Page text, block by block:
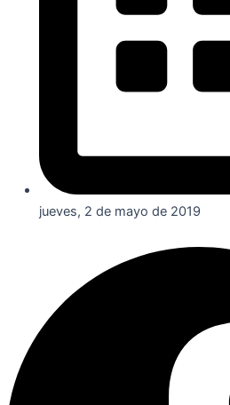
jueves, 2 de mayo de 2019